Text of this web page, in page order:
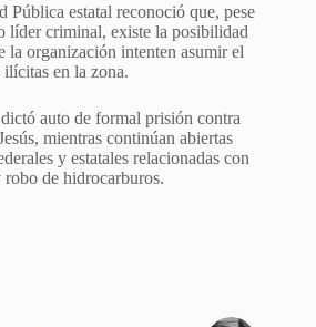
Pública estatal reconoció que, pese
líder criminal, existe la posibilidad
la organización intenten asumir el
en la zona.
auto de formal prisión contra
mientras continúan abiertas
y estatales relacionadas con
de hidrocarburos.